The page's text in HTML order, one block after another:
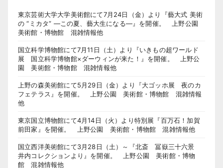
東京芸術大学大学美術館にて7月24日（金）より『藝大式 美術
の “ミカタ” ―この夏、藝大生になる―』を開催。 上野公園
美術館・博物館 混雑情報他
国立科学博物館にて7月11日（土）より『いきもの超ワールド
展 国立科学博物館×ダーウィンが来た！』を開催。 上野公
園 美術館・博物館 混雑情報他
上野の森美術館にて5月29日（金）より『大ゴッホ展 夜のカ
フェテラス』を開催。 上野公園 美術館・博物館 混雑情報
他
東京国立博物館にて4月14日（火）より特別展『百万石！加賀
前田家』を開催。 上野公園 美術館・博物館 混雑情報他
国立西洋美術館にて3月28日（土）～『北斎 冨嶽三十六景
井内コレクションより』を開催。 上野公園 美術館・博物
館 混雑情報他